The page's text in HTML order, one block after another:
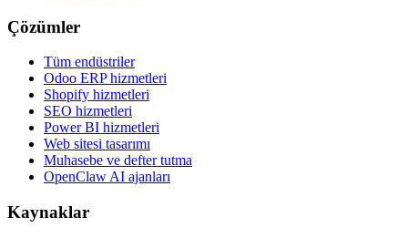
Çözümler
Tüm endüstriler
Odoo ERP hizmetleri
Shopify hizmetleri
SEO hizmetleri
Power BI hizmetleri
Web sitesi tasarımı
Muhasebe ve defter tutma
OpenClaw AI ajanları
Kaynaklar